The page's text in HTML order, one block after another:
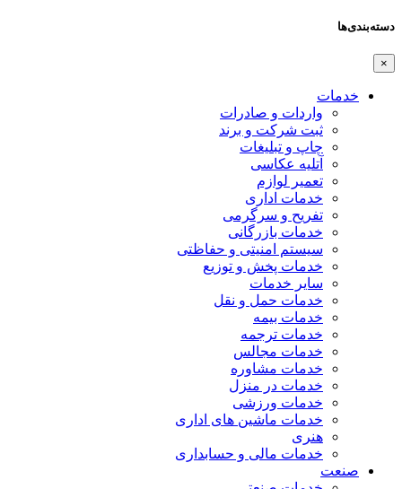
دسته‌بندی‌ها
×
خدمات
واردات و صادرات
ثبت شرکت و برند
چاپ و تبلیغات
آتلیه عکاسی
تعمیر لوازم
خدمات اداری
تفریح و سرگرمی
خدمات بازرگانی
سیستم امنیتی و حفاظتی
خدمات پخش و توزیع
سایر خدمات
خدمات حمل و نقل
خدمات بیمه
خدمات ترجمه
خدمات مجالس
خدمات مشاوره
خدمات در منزل
خدمات ورزشی
خدمات ماشین های اداری
هنری
خدمات مالی و حسابداری
صنعت